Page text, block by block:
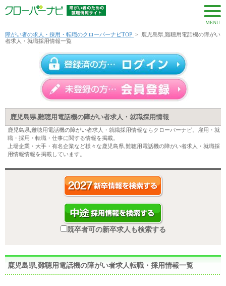
MENU
障がい者の求人・採用・転職のクローバーナビTOP > 鹿児島県,難聴用電話機の障がい
者求人・就職採用情報一覧
鹿児島県,難聴用電話機の障がい者求人・就職採用情報
鹿児島県,難聴用電話機の障がい者求人・就職採用情報ならクローバーナビ。雇用・就
職・採用・転職・仕事に関する情報を掲載。
上場企業・大手・有名企業など様々な鹿児島県,難聴用電話機の障がい者求人・就職採
用情報情報を掲載しています。
既卒者可の新卒求人も検索する
鹿児島県,難聴用電話機の障がい者求人転職・採用情報一覧